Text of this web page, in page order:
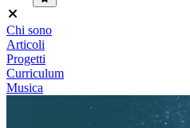
Chi sono
Articoli
Progetti
Curriculum
Musica